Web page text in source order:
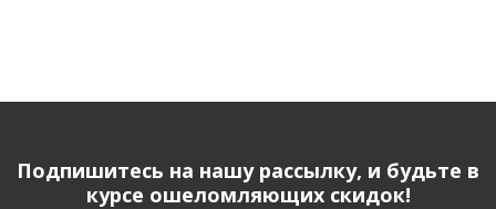
Подпишитесь на нашу рассылку, и будьте в
курсе ошеломляющих скидок!